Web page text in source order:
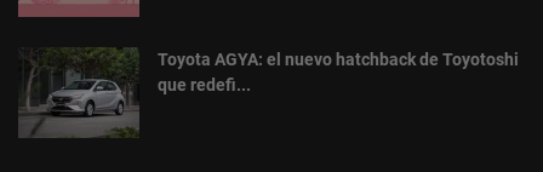
Toyota AGYA: el nuevo hatchback de Toyotoshi
que redefi...